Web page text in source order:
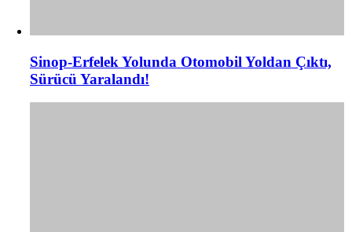
Sinop-Erfelek Yolunda Otomobil Yoldan Çıktı,
Sürücü Yaralandı!